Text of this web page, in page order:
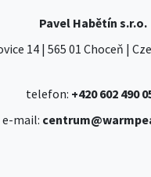
Pavel Habětín s.r.o.
14 | 565 01 Choceň |
telefon: +420 602 490
e-mail: